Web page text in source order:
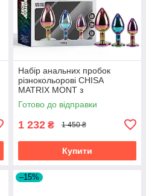
Набір анальних пробок
різнокольорові CHISA
MATRIX MONT з
різнокольоровим каменем, 3
шт.
Готово до відправки
1 232 ₴ 1 450 ₴
Купити
–15%